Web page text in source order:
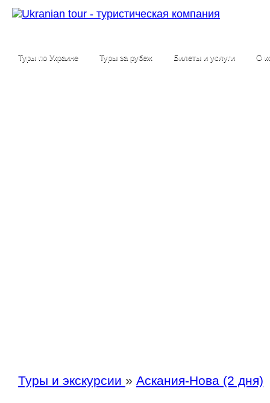
Туры по Украине Туры за рубеж Билеты и услуги О
Туры и экскурсии » Аскания-Нова (2 дня)